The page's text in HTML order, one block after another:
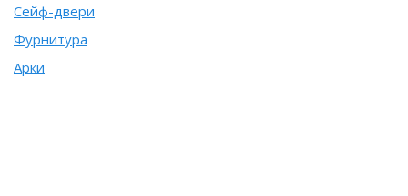
Сейф-двери
Фурнитура
Арки